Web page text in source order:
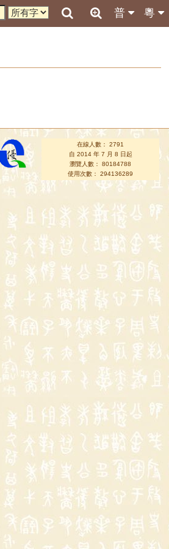
粵
普
在線人數： 2791
自 2014 年 7 月 8 日起
瀏覽人數： 80184788
使用次數： 294136289